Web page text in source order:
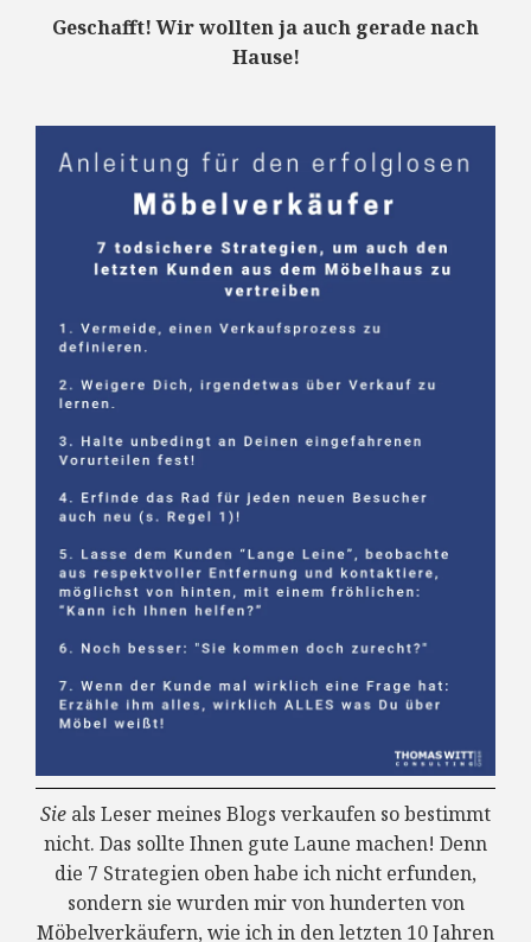
Geschafft! Wir wollten ja auch gerade nach
Hause!
Sie als Leser meines Blogs verkaufen so bestimmt
nicht. Das sollte Ihnen gute Laune machen! Denn
die 7 Strategien oben habe ich nicht erfunden,
sondern sie wurden mir von hunderten von
Möbelverkäufern, wie ich in den letzten 10 Jahren